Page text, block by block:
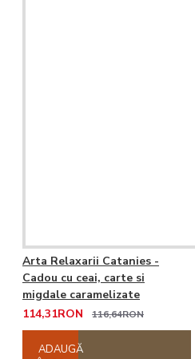
Arta Relaxarii Catanies -
Cadou cu ceai, carte si
migdale caramelizate
114,31RON
116,64RON
ADAUGĂ